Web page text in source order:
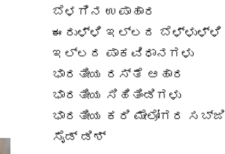
ಬೆಳಗಿನ ಉಪಾಹಾರ
ಈರುಳ್ಳಿ ಇಲ್ಲದ ಬೆಳ್ಳುಳ್ಳಿ
ಇಲ್ಲದ ಪಾಕವಿಧಾನಗಳು
ಭಾರತೀಯ ರಸ್ತೆ ಆಹಾರ
ಭಾರತೀಯ ಸಿಹಿತಿಂಡಿಗಳು
ಭಾರತೀಯ ಕರಿ ಮೇಲೋಗರ ಸಬ್ಜಿ
ಸೈಡ್ ಡಿಶ್